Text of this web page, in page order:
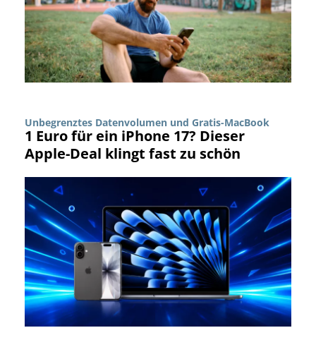
Unbegrenztes Datenvolumen und Gratis-MacBook
1 Euro für ein iPhone 17? Dieser
Apple-Deal klingt fast zu schön